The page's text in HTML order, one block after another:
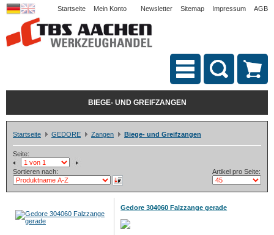
Startseite Mein Konto Newsletter Sitemap Impressum AGB
BIEGE- UND GREIFZANGEN
Startseite GEDORE Zangen Biege- und Greifzangen
Seite:
Sortieren nach: Artikel pro Seite:
Gedore 304060 Falzzange gerade